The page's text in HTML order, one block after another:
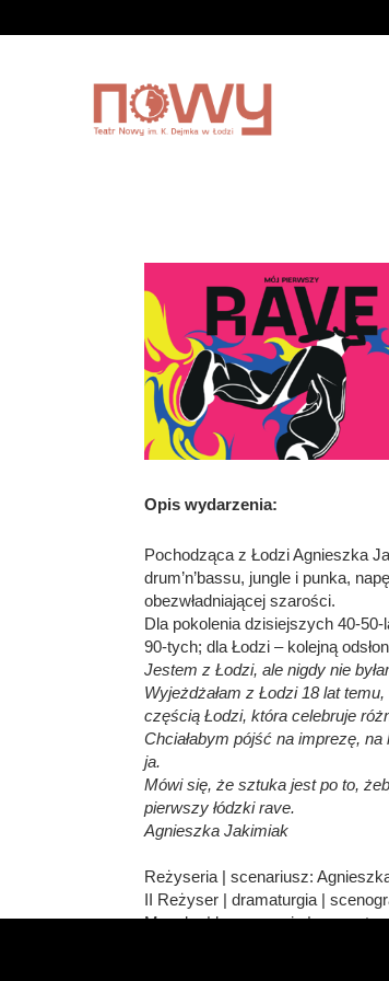
Opis wydarzenia:
Pochodząca z Łodzi Agnieszka
drum’n’bassu, jungle i punka,
obezwładniającej szarości.
Dla pokolenia dzisiejszych 40-
90-tych; dla Łodzi – kolejną
Jestem z Łodzi, ale nigdy nie
Wyjeżdżałam z Łodzi 18 lat
częścią Łodzi, która celebruje
Chciałabym pójść na imprezę,
ja.
Mówi się, że sztuka jest po to,
pierwszy łódzki rave.
Agnieszka Jakimiak
Reżyseria | scenariusz:
II Reżyser | dramaturgia |
Muzyka | kompozycja |